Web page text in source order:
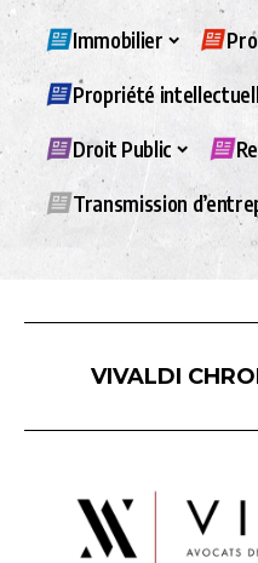
Immobilier
Propriété
Droit Public
Transmission
VIVALDI